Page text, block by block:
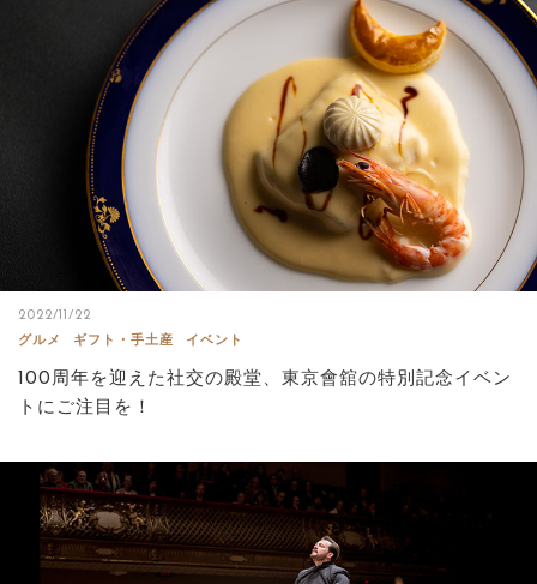
2022/11/22
グルメ
ギフト・手土産 イベント
100周年を迎えた社交の殿堂、東京會舘の特別記念イベン
トにご注目を！